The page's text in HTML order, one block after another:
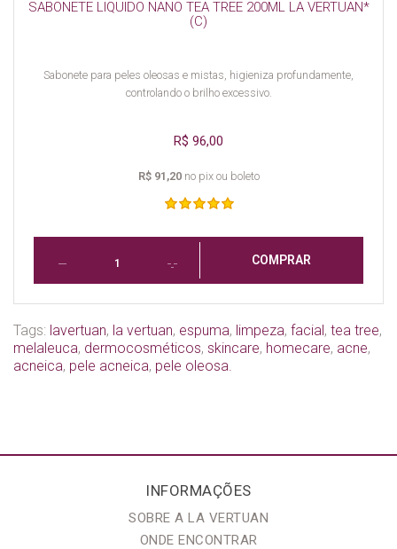
SABONETE LIQUIDO NANO TEA TREE 200ML LA VERTUAN*
(C)
Sabonete para peles oleosas e mistas, higieniza profundamente,
controlando o brilho excessivo.
R$ 96,00
R$ 91,20no pix ou boleto
COMPRAR
Tags: ​​​​​​​lavertuan, la vertuan, espuma, limpeza, facial, tea tree,
melaleuca, dermocosméticos, skincare, homecare, acne,
acneica, pele acneica, pele oleosa.
INFORMAÇÕES
SOBRE A LA VERTUAN
ONDE ENCONTRAR